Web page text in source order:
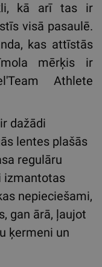
kā arī tas ir
visā pasaulē.
kas attīstās
mērķis ir
Athlete
dažādi
lentes plašās
regulāru
izmantotas
nepieciešami,
gan ārā, ļaujot
ķermeni un